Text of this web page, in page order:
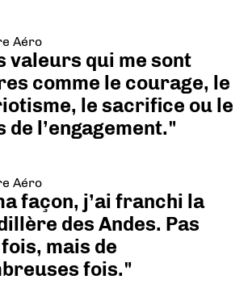
Aéro
valeurs qui me sont
comme le courage, le
le sacrifice ou le
de l’engagement."
Aéro
façon, j’ai franchi la
des Andes. Pas
mais de
fois."